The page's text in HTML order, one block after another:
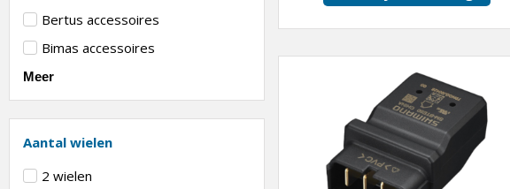
Bertus accessoires
Bimas accessoires
Meer
Aantal wielen
2 wielen